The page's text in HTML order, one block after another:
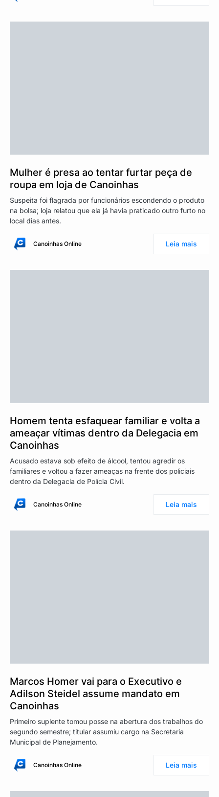
Mulher é presa ao tentar furtar peça de
roupa em loja de Canoinhas
Suspeita foi flagrada por funcionários escondendo o produto
na bolsa; loja relatou que ela já havia praticado outro furto no
local dias antes.
Canoinhas Online Leia mais
Homem tenta esfaquear familiar e volta a
ameaçar vítimas dentro da Delegacia em
Canoinhas
Acusado estava sob efeito de álcool, tentou agredir os
familiares e voltou a fazer ameaças na frente dos policiais
dentro da Delegacia de Polícia Civil.
Canoinhas Online Leia mais
Marcos Homer vai para o Executivo e
Adilson Steidel assume mandato em
Canoinhas
Primeiro suplente tomou posse na abertura dos trabalhos do
segundo semestre; titular assumiu cargo na Secretaria
Municipal de Planejamento.
Canoinhas Online Leia mais